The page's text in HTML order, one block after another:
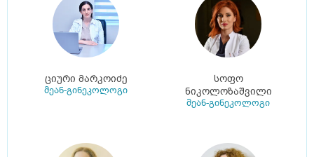
ციური მარკოიძე
მეან-გინეკოლოგი
სოფო
ნიკოლოზაშვილი
მეან-გინეკოლოგი